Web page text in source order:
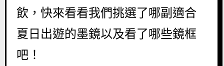
飲，快來看看我們挑選了哪副適合
夏日出遊的墨鏡以及看了哪些鏡框
吧！